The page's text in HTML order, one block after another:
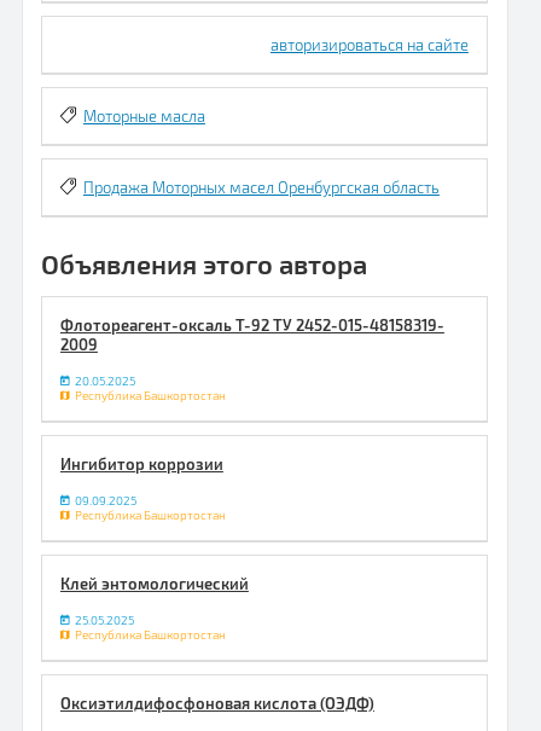
авторизироваться на сайте
Моторные масла
Продажа Моторных масел Оренбургская область
Объявления этого автора
Флотореагент-оксаль Т-92 ТУ 2452-015-48158319-
2009
20.05.2025
Республика Башкортостан
Ингибитор коррозии
09.09.2025
Республика Башкортостан
Клей энтомологический
25.05.2025
Республика Башкортостан
Оксиэтилдифосфоновая кислота (ОЭДФ)